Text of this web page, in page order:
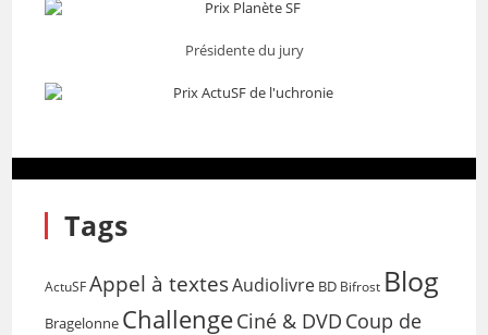
Présidente du jury
Tags
ActuSF Appel à textesAudiolivre BD Bifrost Blog
Bragelonne ChallengeCiné & DVD Coup de